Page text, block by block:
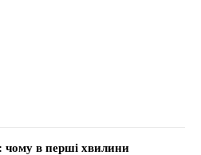
чому в перші хвилини